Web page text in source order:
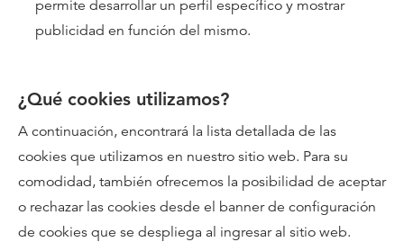
permite desarrollar un perfil específico y mostrar
publicidad en función del mismo.
¿Qué cookies utilizamos?
A continuación, encontrará la lista detallada de las
cookies que utilizamos en nuestro sitio web. Para su
comodidad, también ofrecemos la posibilidad de aceptar
o rechazar las cookies desde el banner de configuración
de cookies que se despliega al ingresar al sitio web.